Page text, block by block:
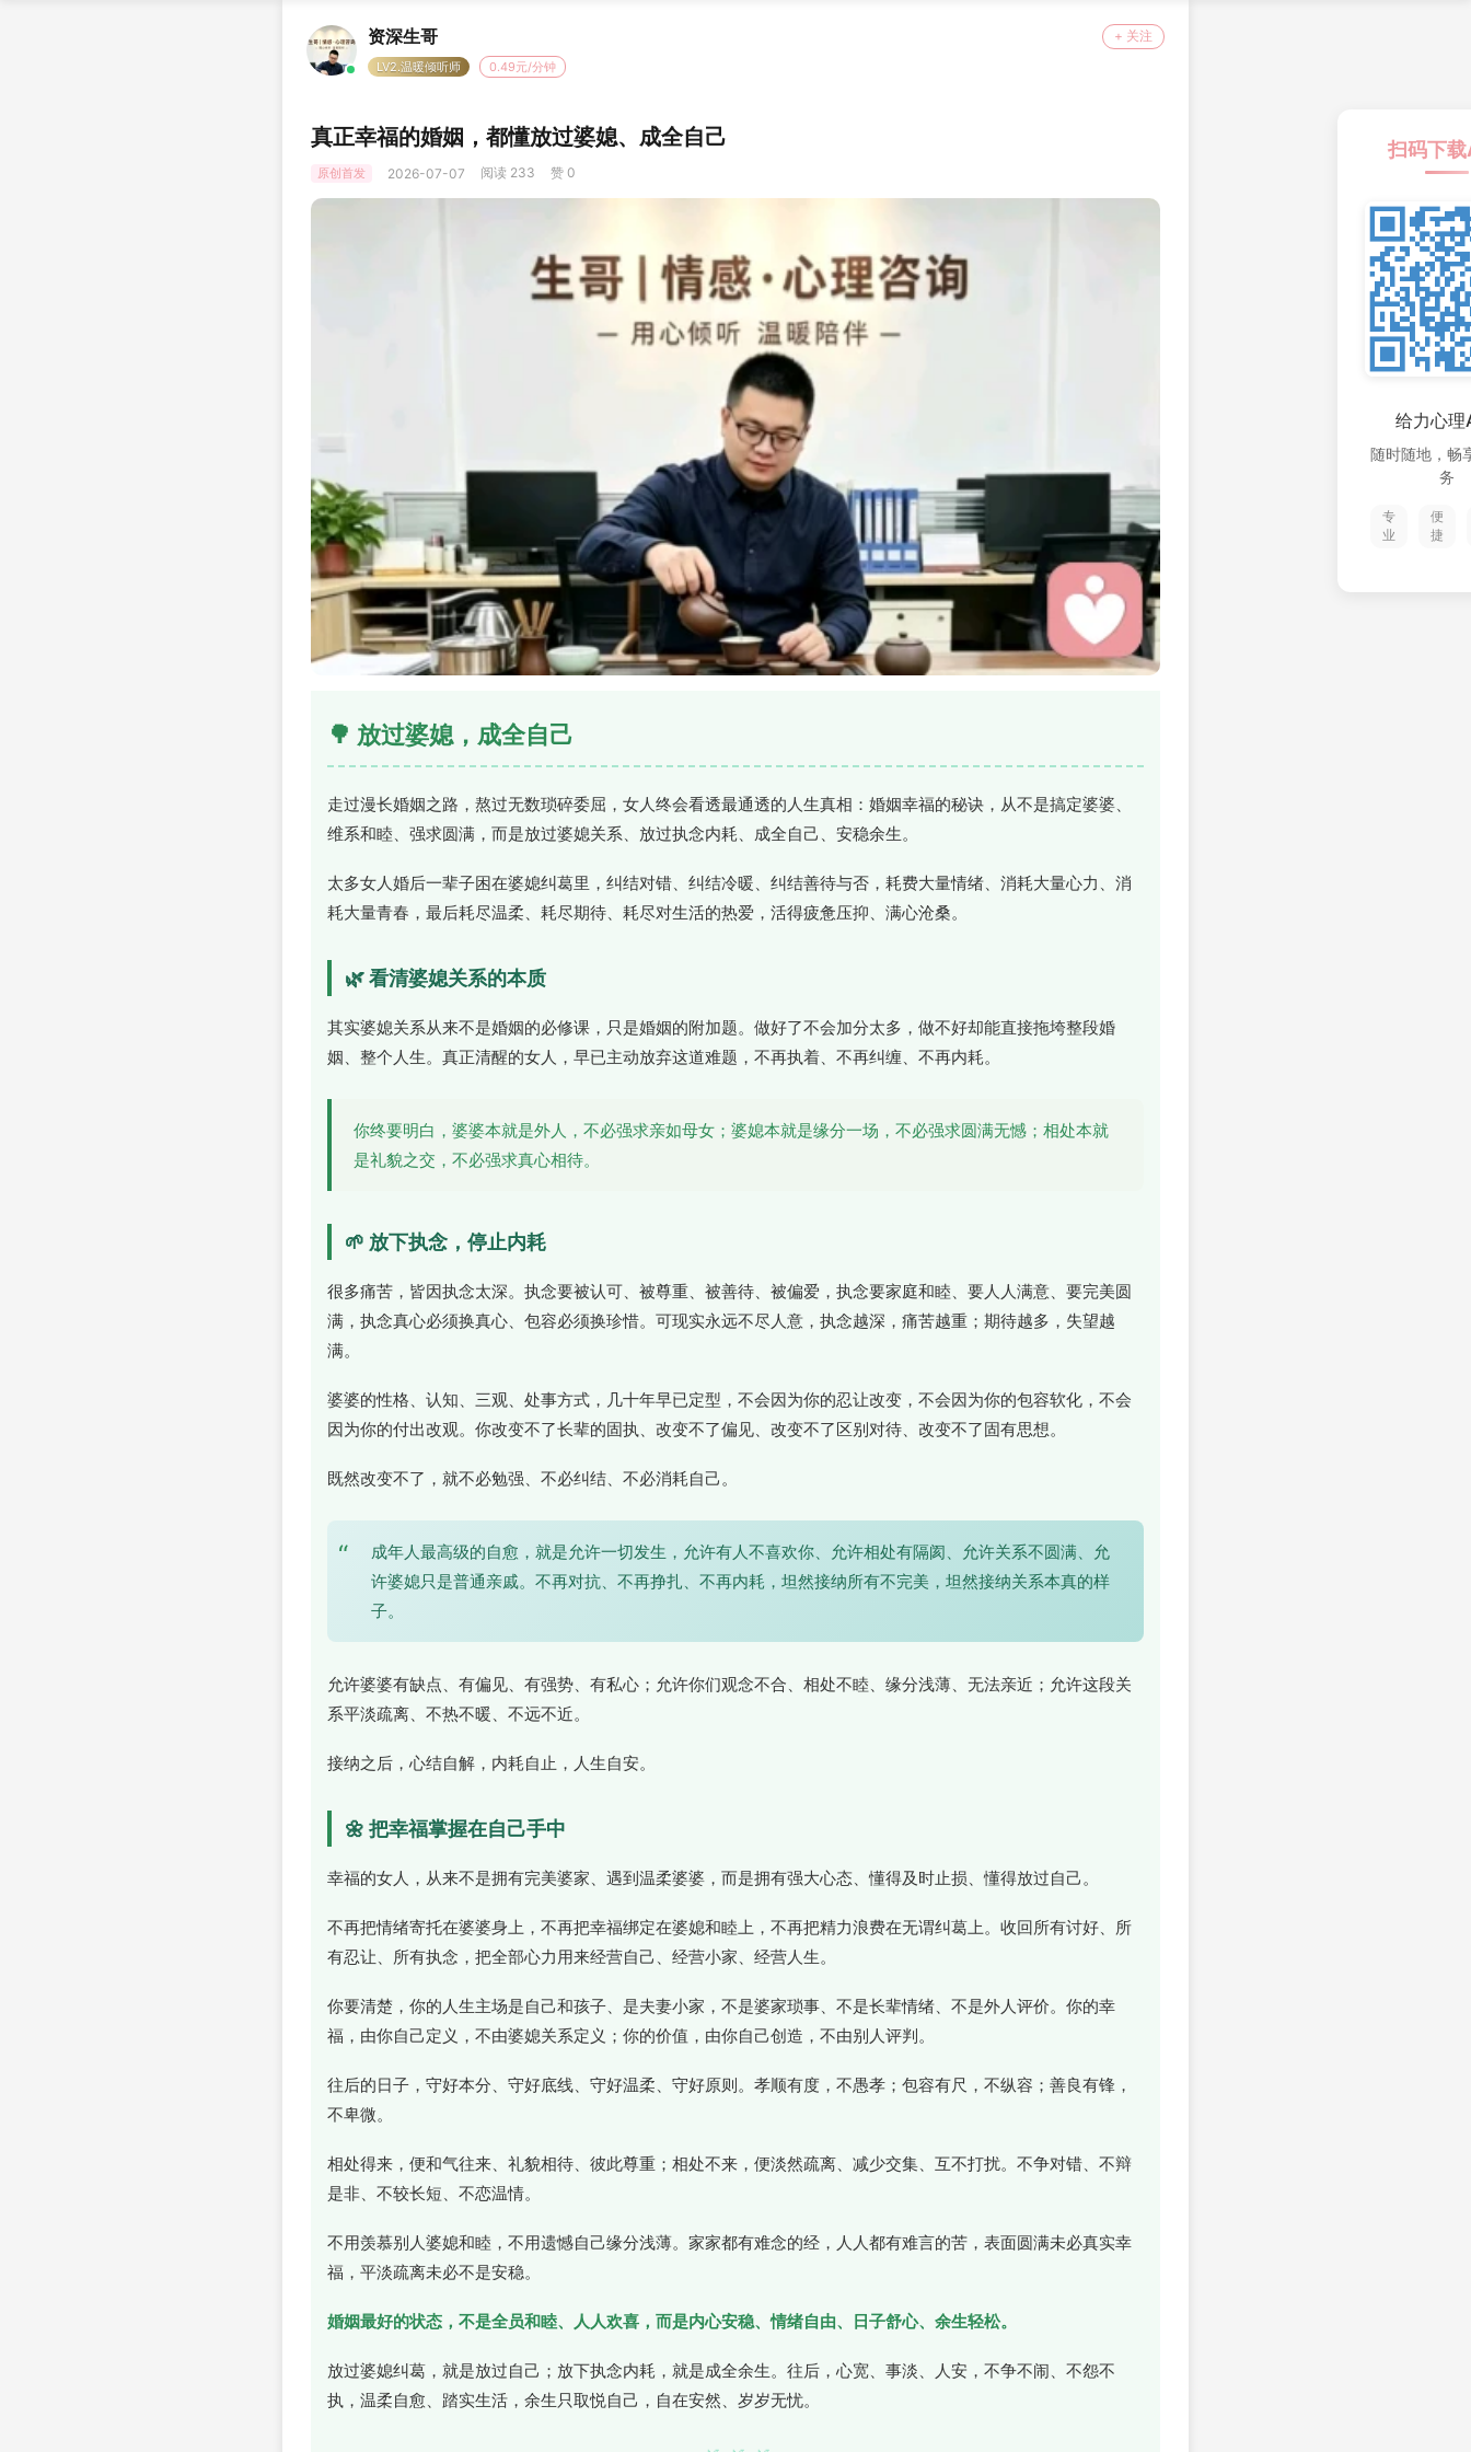
资深生哥 + 关注
LV2.温暖倾听师 0.49元/分钟
真正幸福的婚姻，都懂放过婆媳、成全自己
原创首发 2026-07-07 阅读 233 赞 0
🌳 放过婆媳，成全自己
走过漫长婚姻之路，熬过无数琐碎委屈，女人终会看透最通透的人生真相：婚姻幸福的秘诀，从不是搞定婆婆、
维系和睦、强求圆满，而是放过婆媳关系、放过执念内耗、成全自己、安稳余生。
太多女人婚后一辈子困在婆媳纠葛里，纠结对错、纠结冷暖、纠结善待与否，耗费大量情绪、消耗大量心力、消
耗大量青春，最后耗尽温柔、耗尽期待、耗尽对生活的热爱，活得疲惫压抑、满心沧桑。
🌿 看清婆媳关系的本质
其实婆媳关系从来不是婚姻的必修课，只是婚姻的附加题。做好了不会加分太多，做不好却能直接拖垮整段婚
姻、整个人生。真正清醒的女人，早已主动放弃这道难题，不再执着、不再纠缠、不再内耗。
你终要明白，婆婆本就是外人，不必强求亲如母女；婆媳本就是缘分一场，不必强求圆满无憾；相处本就
是礼貌之交，不必强求真心相待。
🌱 放下执念，停止内耗
很多痛苦，皆因执念太深。执念要被认可、被尊重、被善待、被偏爱，执念要家庭和睦、要人人满意、要完美圆
满，执念真心必须换真心、包容必须换珍惜。可现实永远不尽人意，执念越深，痛苦越重；期待越多，失望越
满。
婆婆的性格、认知、三观、处事方式，几十年早已定型，不会因为你的忍让改变，不会因为你的包容软化，不会
因为你的付出改观。你改变不了长辈的固执、改变不了偏见、改变不了区别对待、改变不了固有思想。
既然改变不了，就不必勉强、不必纠结、不必消耗自己。
“
成年人最高级的自愈，就是允许一切发生，允许有人不喜欢你、允许相处有隔阂、允许关系不圆满、允
许婆媳只是普通亲戚。不再对抗、不再挣扎、不再内耗，坦然接纳所有不完美，坦然接纳关系本真的样
子。
允许婆婆有缺点、有偏见、有强势、有私心；允许你们观念不合、相处不睦、缘分浅薄、无法亲近；允许这段关
系平淡疏离、不热不暖、不远不近。
接纳之后，心结自解，内耗自止，人生自安。
🌼 把幸福掌握在自己手中
幸福的女人，从来不是拥有完美婆家、遇到温柔婆婆，而是拥有强大心态、懂得及时止损、懂得放过自己。
不再把情绪寄托在婆婆身上，不再把幸福绑定在婆媳和睦上，不再把精力浪费在无谓纠葛上。收回所有讨好、所
有忍让、所有执念，把全部心力用来经营自己、经营小家、经营人生。
你要清楚，你的人生主场是自己和孩子、是夫妻小家，不是婆家琐事、不是长辈情绪、不是外人评价。你的幸
福，由你自己定义，不由婆媳关系定义；你的价值，由你自己创造，不由别人评判。
往后的日子，守好本分、守好底线、守好温柔、守好原则。孝顺有度，不愚孝；包容有尺，不纵容；善良有锋，
不卑微。
相处得来，便和气往来、礼貌相待、彼此尊重；相处不来，便淡然疏离、减少交集、互不打扰。不争对错、不辩
是非、不较长短、不恋温情。
不用羡慕别人婆媳和睦，不用遗憾自己缘分浅薄。家家都有难念的经，人人都有难言的苦，表面圆满未必真实幸
福，平淡疏离未必不是安稳。
婚姻最好的状态，不是全员和睦、人人欢喜，而是内心安稳、情绪自由、日子舒心、余生轻松。
放过婆媳纠葛，就是放过自己；放下执念内耗，就是成全余生。往后，心宽、事淡、人安，不争不闹、不怨不
执，温柔自愈、踏实生活，余生只取悦自己，自在安然、岁岁无忧。
扫码下
给力心理
随时随地，畅
务
专
业
便
捷